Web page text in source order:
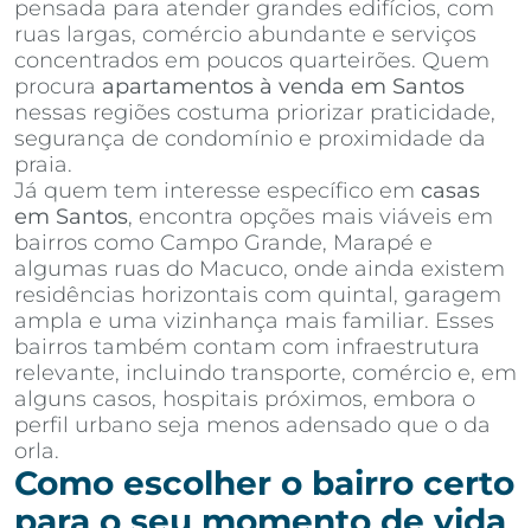
pensada para atender grandes edifícios, com
ruas largas, comércio abundante e serviços
concentrados em poucos quarteirões. Quem
procura apartamentos à venda em Santos
nessas regiões costuma priorizar praticidade,
segurança de condomínio e proximidade da
praia.
Já quem tem interesse específico em casas
em Santos, encontra opções mais viáveis em
bairros como Campo Grande, Marapé e
algumas ruas do Macuco, onde ainda existem
residências horizontais com quintal, garagem
ampla e uma vizinhança mais familiar. Esses
bairros também contam com infraestrutura
relevante, incluindo transporte, comércio e, em
alguns casos, hospitais próximos, embora o
perfil urbano seja menos adensado que o da
orla.
Como escolher o bairro certo